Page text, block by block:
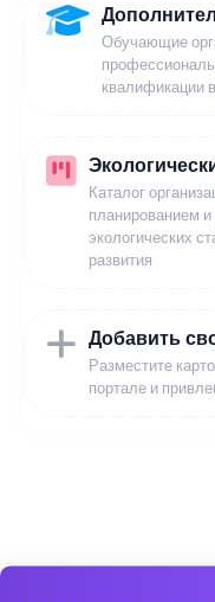
Обучающие
квалификации
Каталог
планированием и
экологических
развития
Добавить
Разместите
портале и